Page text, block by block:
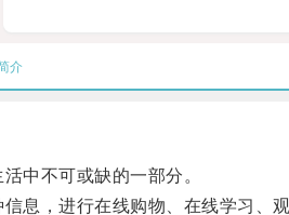
介
中不可或缺的一部分。
，进行在线购物、在线学习、观